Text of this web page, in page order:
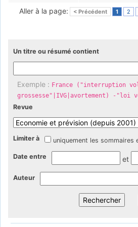
Aller à la page: < Précédent 1 2
Un titre ou résumé contient
Exemple : France ("interruption
grossesse"|IVG|avortement) -"loi
Revue
Limiter à
uniquement les sommaires
Date entre et
Auteur